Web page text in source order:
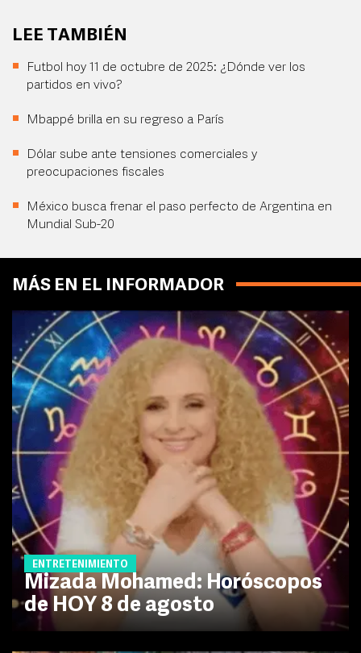
LEE TAMBIÉN
Futbol hoy 11 de octubre de 2025: ¿Dónde ver los
partidos en vivo?
Mbappé brilla en su regreso a París
Dólar sube ante tensiones comerciales y
preocupaciones fiscales
México busca frenar el paso perfecto de Argentina en
Mundial Sub-20
MÁS EN EL INFORMADOR
ENTRETENIMIENTO
Mizada Mohamed: Horóscopos
de HOY 8 de agosto